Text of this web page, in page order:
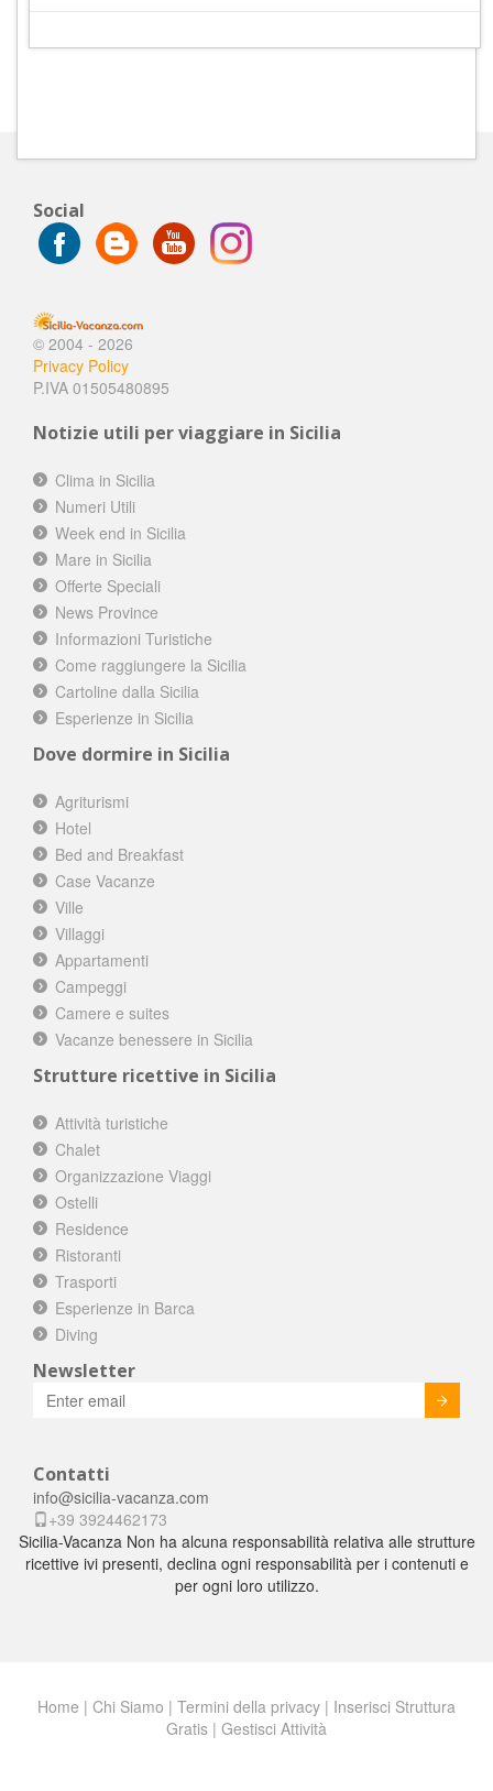
Social
© 2004 - 2026
Privacy Policy
P.IVA 01505480895
Notizie utili per viaggiare in Sicilia
Clima in Sicilia
Numeri Utili
Week end in Sicilia
Mare in Sicilia
Offerte Speciali
News Province
Informazioni Turistiche
Come raggiungere la Sicilia
Cartoline dalla Sicilia
Esperienze in Sicilia
Dove dormire in Sicilia
Agriturismi
Hotel
Bed and Breakfast
Case Vacanze
Ville
Villaggi
Appartamenti
Campeggi
Camere e suites
Vacanze benessere in Sicilia
Strutture ricettive in Sicilia
Attività turistiche
Chalet
Organizzazione Viaggi
Ostelli
Residence
Ristoranti
Trasporti
Esperienze in Barca
Diving
Newsletter
Contatti
info@sicilia-vacanza.com
+39 3924462173
Sicilia-Vacanza Non ha alcuna responsabilità relativa alle strutture
ricettive ivi presenti, declina ogni responsabilità per i contenuti e
per ogni loro utilizzo.
Home | Chi Siamo | Termini della privacy | Inserisci Struttura
Gratis | Gestisci Attività